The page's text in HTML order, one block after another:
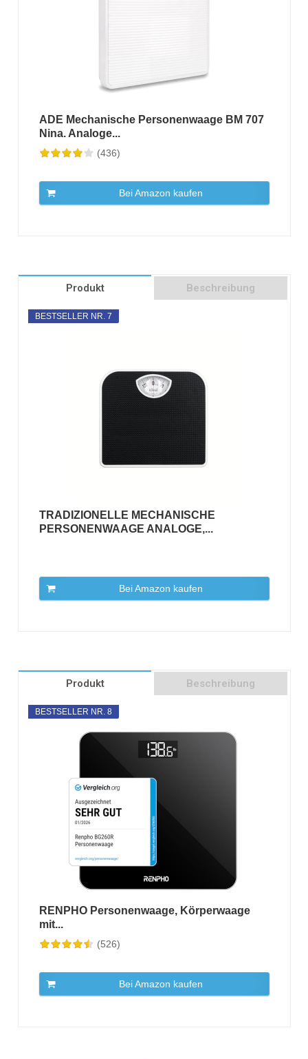
ADE Mechanische Personenwaage BM 707
Nina. Analoge...
(436)
Bei Amazon kaufen
Produkt Beschreibung
BESTSELLER NR. 7
TRADIZIONELLE MECHANISCHE
PERSONENWAAGE ANALOGE,...
Bei Amazon kaufen
Produkt Beschreibung
BESTSELLER NR. 8
RENPHO Personenwaage, Körperwaage
mit...
(526)
Bei Amazon kaufen